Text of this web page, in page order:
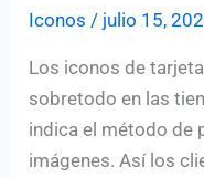
Iconos / julio 15,
Los iconos de
sobretodo en las
indica el método de
imágenes. Así los